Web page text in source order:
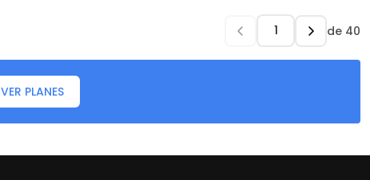
de 40
VER PLANES